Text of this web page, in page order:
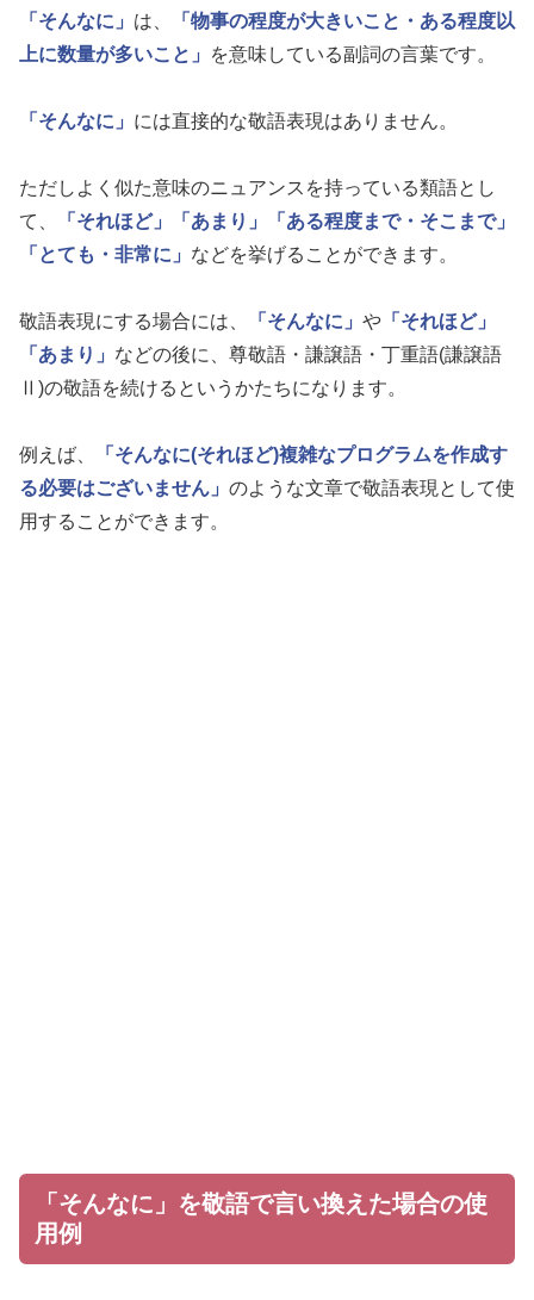
「そんなに」 は、
「物事の程度が大きいこと・ある程度以
上に数量が多いこと」
を意味している副詞の言葉です。
「そんなに」 には直接的な敬語表現はありません。
ただしよく似た意味のニュアンスを持っている類語とし
て、
「それほど」 「あまり」
「ある程度まで・そこまで」
「とても・非常に」 などを挙げることができます。
敬語表現にする場合には、 「そんなに」 や 「それほど」
「あまり」 などの後に、尊敬語・謙譲語・丁重語(謙譲語
Ⅱ)の敬語を続けるというかたちになります。
例えば、
「そんなに(それほど)複雑なプログラムを作成す
る必要はございません」 のような文章で敬語表現として使
用することができます。
「そんなに」を敬語で言い換えた場合の使
用例